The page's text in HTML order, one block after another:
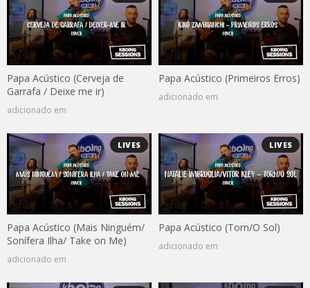
Papa Acústico (Cerveja de
Garrafa / Deixe me ir)
adicionado em
Papa Acústico (Primeiros Erros)
adicionado em
LIVES
Papa Acústico (Mais Ninguém/
Sonífera Ilha/ Take on Me)
adicionado em
LIVES
Papa Acústico (Torn/O Sol)
adicionado em